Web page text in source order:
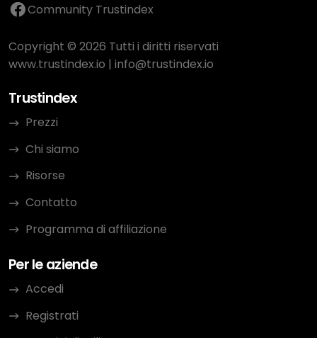
Community Trustindex
Copyright © 2026 Tutti i diritti riservati
www.trustindex.io | info@trustindex.io
Trustindex
Prezzi
Chi siamo
Risorse
Contatto
Programma di affiliazione
Per le aziende
Accedi
Registrati